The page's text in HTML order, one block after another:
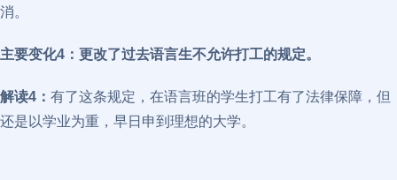
消。
主要变化4 ：更改了过去语言生不允许打工的规定。
解读4： 有了这条规定，在语言班的学生打工有了法律保障，但
还是以学业为重，早日申到理想的大学。